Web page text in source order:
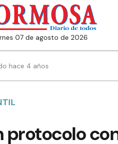
07 de agosto de 2026
hace 4 años
protocolo